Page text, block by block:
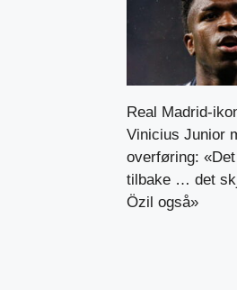
Real Madrid-
Vinicius Junior
overføring:
tilbake … det
Özil også»